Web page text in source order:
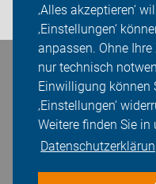
‚Alles akzeptieren‘
‚Einstellungen‘
anpassen. Ohne
nur technisch
Einwilligung können
‚Einstellungen‘
Weitere finden Sie in
Login
Bleiben Sie in Kontakt